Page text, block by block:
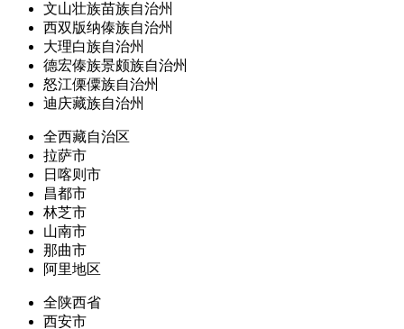
文山壮族苗族自治州
西双版纳傣族自治州
大理白族自治州
德宏傣族景颇族自治州
怒江傈僳族自治州
迪庆藏族自治州
全西藏自治区
拉萨市
日喀则市
昌都市
林芝市
山南市
那曲市
阿里地区
全陕西省
西安市